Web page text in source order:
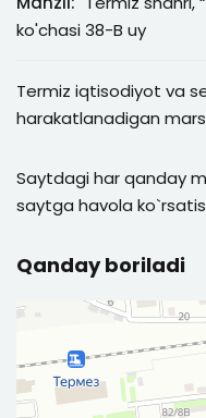
ko'chasi 38-B uy
Termiz iqtisodiyot va
harakatlanadigan
Saytdagi har qanday
saytga havola
Qanday boriladi